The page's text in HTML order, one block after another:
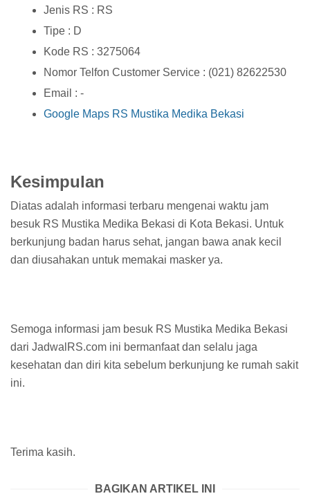
Jenis RS : RS
Tipe : D
Kode RS : 3275064
Nomor Telfon Customer Service : (021) 82622530
Email : -
Google Maps RS Mustika Medika Bekasi
Kesimpulan
Diatas adalah informasi terbaru mengenai waktu jam
besuk RS Mustika Medika Bekasi di Kota Bekasi. Untuk
berkunjung badan harus sehat, jangan bawa anak kecil
dan diusahakan untuk memakai masker ya.
Semoga informasi jam besuk RS Mustika Medika Bekasi
dari JadwalRS.com ini bermanfaat dan selalu jaga
kesehatan dan diri kita sebelum berkunjung ke rumah sakit
ini.
Terima kasih.
BAGIKAN ARTIKEL INI